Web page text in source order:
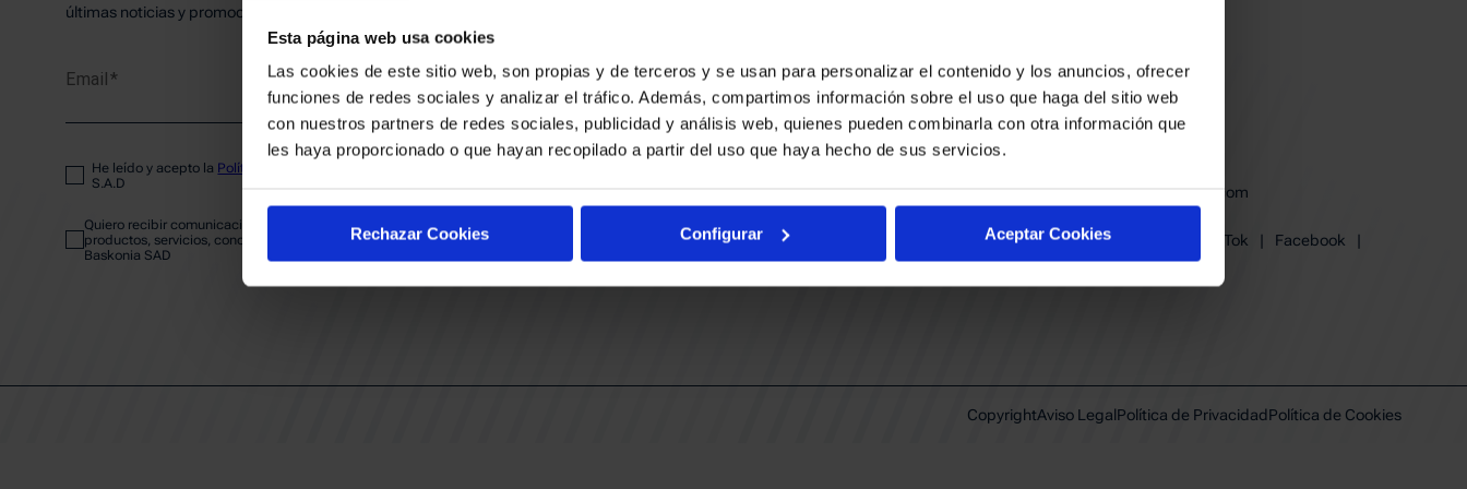
Esta página web usa cookies
Las cookies de este sitio web, son propias y de terceros y se usan para personalizar el contenido y los anuncios, ofrecer
funciones de redes sociales y analizar el tráfico. Además, compartimos información sobre el uso que haga del sitio web
con nuestros partners de redes sociales, publicidad y análisis web, quienes pueden combinarla con otra información que
les haya proporcionado o que hayan recopilado a partir del uso que haya hecho de sus servicios.
Rechazar Cookies Configurar Aceptar Cookies
PLANTILLA
ENTRADAS
ABONADOS
CALENDARIO
CLUB
últimas noticias y promociones del club.
Email
He leído y acepto la Política de privacidad
S.A.D
Quiero recibir comunicaciones electrónicas sobre las actividades,
productos, servicios, concursos, ofertas y/o promociones del SASKI
Baskonia SAD
BAKH
FUNDACIÓN BASKONIA-ALAVÉS
01013 Vitoria-Gasteiz
baskonia@baskonia.com
Instagram
TikTok | Facebook
|
Youtube
| Linkedin
CopyrightAviso LegalPolítica de PrivacidadPolítica de Cookies